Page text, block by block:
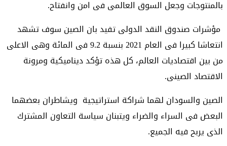
بالمنتوجات وجعل السوق العالمى فى امن وانفتاح.
مؤشرات صندوق النقد الدولى تفيد بان الصين سوف تشهد
انتعاشا كبيرا فى العام 2021 بنسبة 9.2 فى المائة وهى الاعلى
من بين اقتصاديات العالم، كل هذه تؤكد ديناميكية ومرونة
الاقتصاد الصينى.
الصين والسودان لهما شراكة استراتيجية ويشاطران بعضهما
البعض فى السراء والضراء ويتبنان سياسة التعاون المشترك
الذى يربح فيه الجميع.